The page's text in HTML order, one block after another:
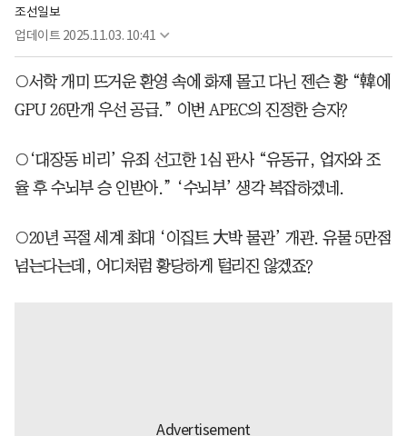
조선일보
업데이트 2025.11.03. 10:41
○서학 개미 뜨거운 환영 속에 화제 몰고 다닌 젠슨 황 “韓에
GPU 26만개 우선 공급.” 이번 APEC의 진정한 승자?
○‘대장동 비리’ 유죄 선고한 1심 판사 “유동규, 업자와 조
율 후 수뇌부 승 인받아.” ‘수뇌부’ 생각 복잡하겠네.
○20년 곡절 세계 최대 ‘이집트 大박 물관’ 개관. 유물 5만점
넘는다는데, 어디처럼 황당하게 털리진 않겠죠?